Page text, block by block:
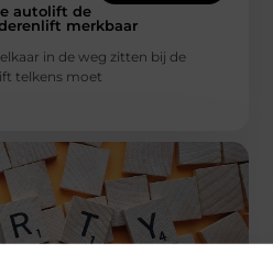
autolift de
merkbaar
in de weg zitten bij de
telkens moet